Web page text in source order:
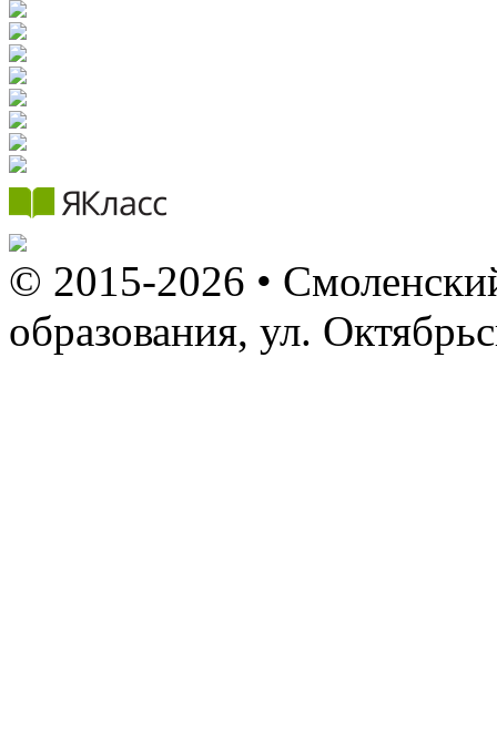
© 2015-2026 •
образования, ул.